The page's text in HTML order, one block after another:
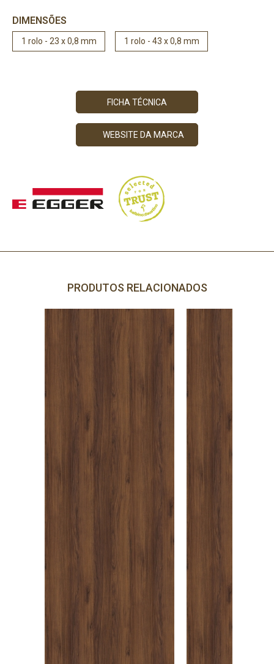
PRECISA DE AJUDA?
Comece por escrever aqui o que procura.
DIMENSÕES
1 rolo - 23 x 0,8 mm 1 rolo - 43 x 0,8 mm
FICHA TÉCNICA
WEBSITE DA MARCA
PRODUTOS RELACIONADOS